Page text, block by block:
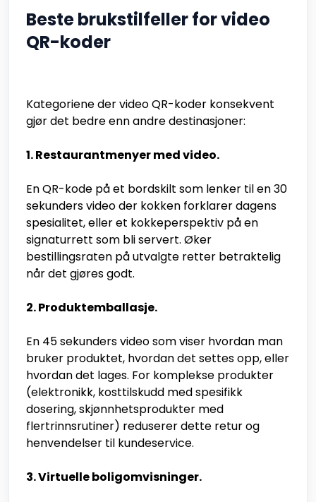
Beste brukstilfeller for video
QR-koder
Kategoriene der video QR-koder konsekvent
gjør det bedre enn andre destinasjoner:
1. Restaurantmenyer med video.
En QR-kode på et bordskilt som lenker til en 30
sekunders video der kokken forklarer dagens
spesialitet, eller et kokkeperspektiv på en
signaturrett som bli servert. Øker
bestillingsraten på utvalgte retter betraktelig
når det gjøres godt.
2. Produktemballasje.
En 45 sekunders video som viser hvordan man
bruker produktet, hvordan det settes opp, eller
hvordan det lages. For komplekse produkter
(elektronikk, kosttilskudd med spesifikk
dosering, skjønnhetsprodukter med
flertrinnsrutiner) reduserer dette retur og
henvendelser til kundeservice.
3. Virtuelle boligomvisninger.